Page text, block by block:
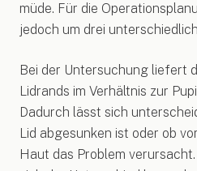
müde. Für die
jedoch um drei
Bei der Untersuchung liefert
Lidrands im Verhältnis zur
Dadurch lässt sich
Lid abgesunken ist oder ob
Haut das Problem